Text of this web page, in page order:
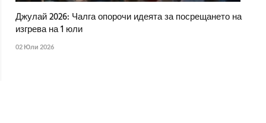
Джулай 2026: Чалга опорочи идеята за посрещането на
изгрева на 1 юли
02 Юли 2026